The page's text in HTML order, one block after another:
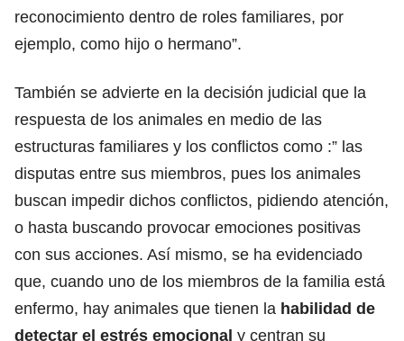
reconocimiento dentro de roles familiares, por
ejemplo, como hijo o hermano”.
También se advierte en la decisión judicial que la
respuesta de los animales en medio de las
estructuras familiares y los conflictos como :” las
disputas entre sus miembros, pues los animales
buscan impedir dichos conflictos, pidiendo atención,
o hasta buscando provocar emociones positivas
con sus acciones. Así mismo, se ha evidenciado
que, cuando uno de los miembros de la familia está
enfermo, hay animales que tienen la habilidad de
detectar el estrés emocional y centran su